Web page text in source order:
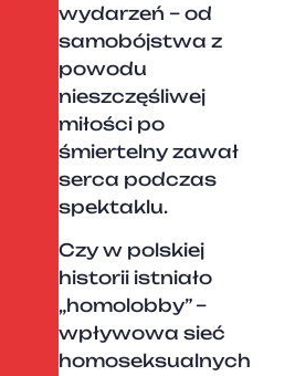
wydarzeń – od
samobójstwa z
powodu
nieszczęśliwej
miłości po
śmiertelny zawał
serca podczas
spektaklu.
Czy w polskiej
historii istniało
„homolobby” –
wpływowa sieć
homoseksualnych